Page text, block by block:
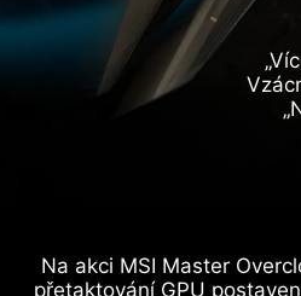
Na akci MSI Master
přetaktování GPU